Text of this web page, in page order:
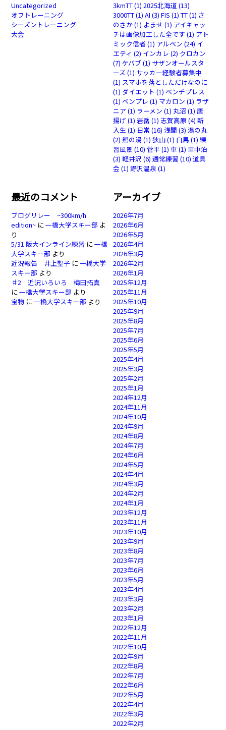
Uncategorized
オフトレーニング
シーズントレーニング
大会
3kmTT(1) 2025北海道 (13)
3000TT(1) AI (3) FIS (1) TT(1) さ
のさか(1) よませ (1) アイキャッ
チは画像加工した全です (1) アト
ミック信者 (1) アルペン (24) イ
エティ (2) インカレ (2) クロカン
(7) ケバブ(1) サザンオールスタ
ーズ (1) サッカー経験者募集中
(1) スマホを落としただけなのに
(1) ダイエット (1) ベンチプレス
(1) ベンプレ (1) マカロン (1) ラザ
ニア (1) ラーメン (1) 丸沼 (1) 唐
揚げ (1) 岩岳 (1) 志賀高原(4) 新
入生(1) 日常 (16) 浅間 (3) 湯の丸
(2) 熊の湯(1) 狭山(1) 白馬 (1) 練
習風景(10) 菅平(1) 車(1) 車中泊
(3) 軽井沢 (6) 通常練習 (10) 道具
会 (1) 野沢温泉(1)
最近のコメント
ブログリレー ~300km/h
edition~ に一橋大学スキー部 よ
り
5/31 阪大インライン練習 に一橋
大学スキー部 より
近況報告 井上聖子 に一橋大学
スキー部 より
♯2 近況いろいろ 梅田拓真
に一橋大学スキー部 より
宝物 に一橋大学スキー部 より
アーカイブ
2026年7月
2026年6月
2026年5月
2026年4月
2026年3月
2026年2月
2026年1月
2025年12月
2025年11月
2025年10月
2025年9月
2025年8月
2025年7月
2025年6月
2025年5月
2025年4月
2025年3月
2025年2月
2025年1月
2024年12月
2024年11月
2024年10月
2024年9月
2024年8月
2024年7月
2024年6月
2024年5月
2024年4月
2024年3月
2024年2月
2024年1月
2023年12月
2023年11月
2023年10月
2023年9月
2023年8月
2023年7月
2023年6月
2023年5月
2023年4月
2023年3月
2023年2月
2023年1月
2022年12月
2022年11月
2022年10月
2022年9月
2022年8月
2022年7月
2022年6月
2022年5月
2022年4月
2022年3月
2022年2月